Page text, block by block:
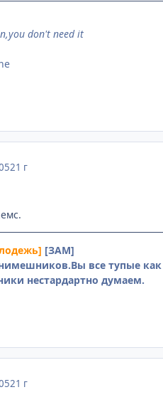
don't need it
21 г
[ЗАМ]
все тупые
нестардартно думаем.
21 г